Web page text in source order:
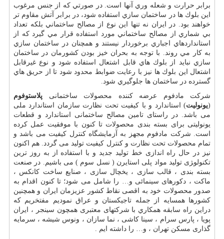
برابر حرارت و شعله وري آنها است. در صورتي كه از جنس مرغوب
اين بلوك ها در ساختمان سازي استفاده شود، در برابر آتش مقاوم تر
خواهند بود. در ايران نه تنها اين نوع از مصالح ساختماني بلكه تعداد
بي شماري از مصالح ساختماني مورد استفاده قرار مي گيرد كه از
استانداردهاي اجباري برخوردار نيستند و همچنان در ساختمان سازي
به كار مي روند. با توجه به بحران خيز بودن کشورمان در ساختمان
سازي نبايد از بلوك هاي قابل اشتعال استفاده شود و نوع غيرقابل
اشتعال اين بلوك ها نيز با رعايت ضوابط محدود شود تا از حريق هاي
گسترده در ساختمان ها جلوگيري شود.
شرکت مادفوم عرضه کننده محصولات ساختمانی پلاستوفوم
(یونولیت) استاندارد و با کیفیت تحت نظارت سازمان استاندارد ملی
می باشد. در راستای تامین مصالح ساختمانی استاندارد و قطعات
یونولیتی برای بسته بندی محصولات تا کنون با موفقیت عمل کرده
است. شرکت مادفوم مجهز به آزمایشگاه کنترل کیفیت می باشد و
تمام محصولات تحت نظارت و کنترل کیفیت تولید می گردد. هم اکنون
نیز در حال راه اندازی خط توليد جديد و با استفاده از به روز ترین
تكنولو‍ژی تولید مواد پلی استایرن ( نسل سوم ) می باشیم. در صنعت
بسته بندی ، قالب سازی ، يخچال سازی ، صنایع ساخت كانكس ،
ماكت ، دكورهای سينمائی و… را شامل می شود؛ تا کنون اقدام به
صدور محصولات خود به اقصی نقاط كشور عزيزمان ايران و همچنین
كشورها همسايه از جمله تاجيكستان و عراق نموديم مفتخریم که
دراين راه سابقه همكاري با شركتهای معتبری همچون سينجر ، ايران
پويا ، پارس سرام ، سينا كاشی ، نما سازان ، ونوس شيشه ، سرمايه
گذاری مسكن تهران ، و… را داشته ایم .